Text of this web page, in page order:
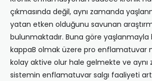
çıkmasında değil, aynı zamanda
yatan etken olduğunu savunan
bulunmaktadır. Buna göre yaşlanmayla
kappaB olmak üzere pro enflamatuvar
kolay aktive olur hale gelmekte ve
sistemin enflamatuvar salgı faaliyeti